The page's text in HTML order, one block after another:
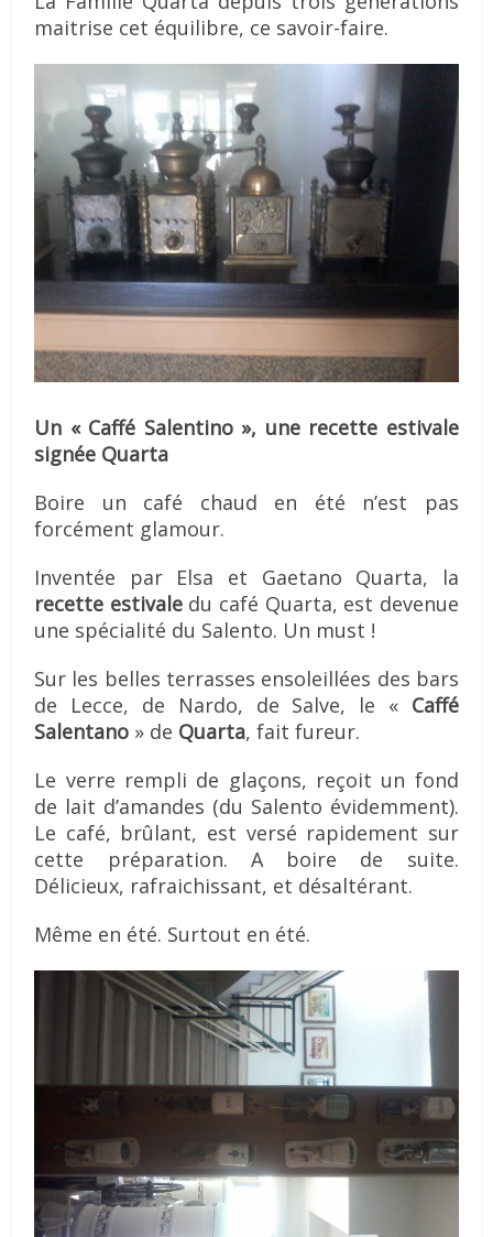
maitrise cet équilibre, ce savoir-faire.
Un « Caffé Salentino », une recette estivale
signée Quarta
Boire un café chaud en été n’est pas
forcément glamour.
Inventée par Elsa et Gaetano Quarta, la
recette estivaledu café Quarta, est devenue
une spécialité du Salento. Un must !
Sur les belles terrasses ensoleillées des bars
de Lecce, de Nardo, de Salve, le « Caffé
Salentano » de Quarta, fait fureur.
Le verre rempli de glaçons, reçoit un fond
de lait d’amandes (du Salento évidemment).
Le café, brûlant, est versé rapidement sur
cette préparation. A boire de suite.
Délicieux, rafraichissant, et désaltérant.
Même en été. Surtout en été.